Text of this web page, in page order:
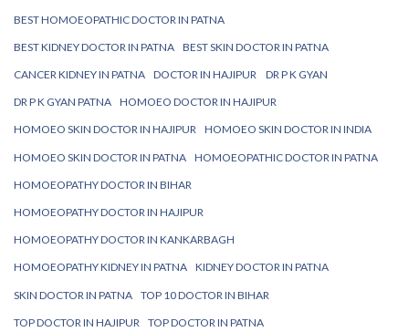
BEST HOMOEOPATHIC DOCTOR IN PATNA
BEST KIDNEY DOCTOR IN PATNA BEST SKIN DOCTOR IN PATNA
CANCER KIDNEY IN PATNA DOCTOR IN HAJIPUR DR P K GYAN
DR P K GYAN PATNA HOMOEO DOCTOR IN HAJIPUR
HOMOEO SKIN DOCTOR IN HAJIPUR HOMOEO SKIN DOCTOR IN INDIA
HOMOEO SKIN DOCTOR IN PATNA HOMOEOPATHIC DOCTOR IN PATNA
HOMOEOPATHY DOCTOR IN BIHAR
HOMOEOPATHY DOCTOR IN HAJIPUR
HOMOEOPATHY DOCTOR IN KANKARBAGH
HOMOEOPATHY KIDNEY IN PATNA KIDNEY DOCTOR IN PATNA
SKIN DOCTOR IN PATNA TOP 10 DOCTOR IN BIHAR
TOP DOCTOR IN HAJIPUR TOP DOCTOR IN PATNA